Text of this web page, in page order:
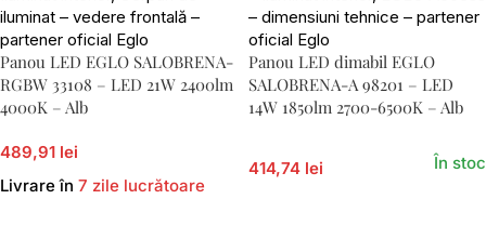
Panou LED EGLO SALOBRENA-
RGBW 33108 – LED 21W 2400lm
4000K – Alb
489,91 lei
Livrare în 7 zile lucrătoare
Panou LED dimabil EGLO
SALOBRENA-A 98201 – LED
14W 1850lm 2700-6500K – Alb
414,74 lei În stoc